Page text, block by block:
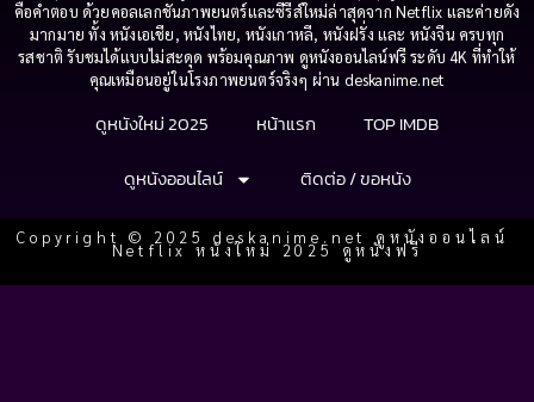
คือคำตอบ ด้วยคอลเลกชันภาพยนตร์และซีรีส์ใหม่ล่าสุดจาก Netflix และค่ายดัง
มากมาย ทั้ง หนังเอเชีย, หนังไทย, หนังเกาหลี, หนังฝรั่ง และ หนังจีน ครบทุก
รสชาติ รับชมได้แบบไม่สะดุด พร้อมคุณภาพ ดูหนังออนไลน์ฟรี ระดับ 4K ที่ทำให้
คุณเหมือนอยู่ในโรงภาพยนตร์จริงๆ ผ่าน deskanime.net
ดูหนังใหม่ 2025 หน้าแรก
TOP IMDB
ดูหนังออนไลน์
ติดต่อ / ขอหนัง
Copyright © 2025 deskanime.net ดูหนังออนไลน์
Netflix หนังใหม่ 2025 ดูหนังฟรี